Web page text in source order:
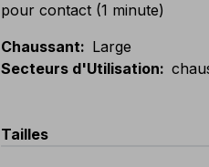
pour contact (1 minute)
Chaussant: Large
Secteurs d'Utilisation:
Tailles